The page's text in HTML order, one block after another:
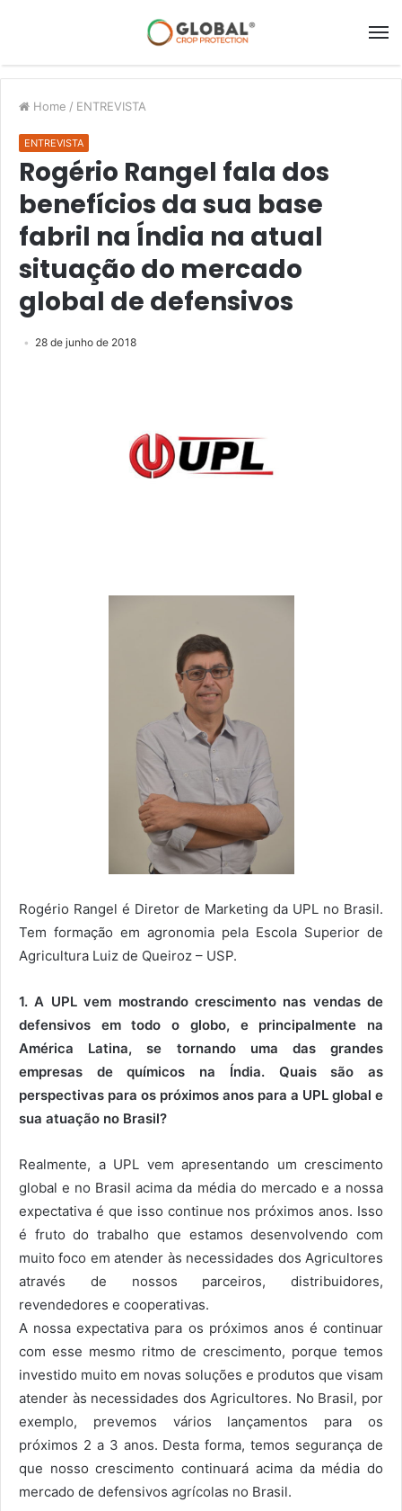
Home / ENTREVISTA
ENTREVISTA
Rogério Rangel fala dos
benefícios da sua base
fabril na Índia na atual
situação do mercado
global de defensivos
28 de junho de 2018
Rogério Rangel é Diretor de Marketing da UPL no Brasil.
Tem formação em agronomia pela Escola Superior de
Agricultura Luiz de Queiroz – USP.
1. A UPL vem mostrando crescimento nas vendas de
defensivos em todo o globo, e principalmente na
América Latina, se tornando uma das grandes
empresas de químicos na Índia. Quais são as
perspectivas para os próximos anos para a UPL global e
sua atuação no Brasil?
Realmente, a UPL vem apresentando um crescimento
global e no Brasil acima da média do mercado e a nossa
expectativa é que isso continue nos próximos anos. Isso
é fruto do trabalho que estamos desenvolvendo com
muito foco em atender às necessidades dos Agricultores
através de nossos parceiros, distribuidores,
revendedores e cooperativas.
A nossa expectativa para os próximos anos é continuar
com esse mesmo ritmo de crescimento, porque temos
investido muito em novas soluções e produtos que visam
atender às necessidades dos Agricultores. No Brasil, por
exemplo, prevemos vários lançamentos para os
próximos 2 a 3 anos. Desta forma, temos segurança de
que nosso crescimento continuará acima da média do
mercado de defensivos agrícolas no Brasil.